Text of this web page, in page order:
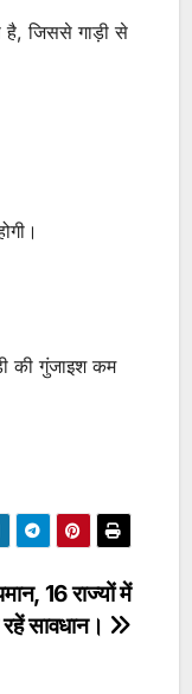
है, जिससे गाड़ी से
की गुंजाइश कम
16 राज्यों में
सावधान।